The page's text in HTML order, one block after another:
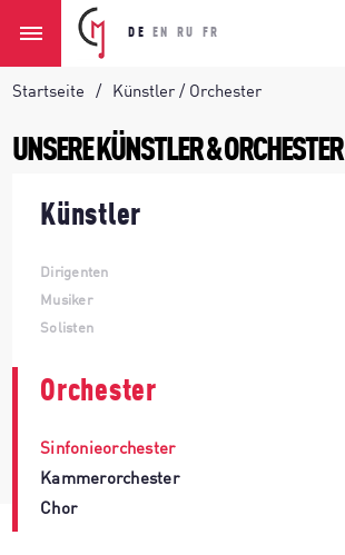
DE EN RU FR
Startseite Künstler / Orchester
UNSERE KÜNSTLER & ORCHESTER
Künstler
Dirigenten
Musiker
Solisten
Orchester
Sinfonieorchester
Kammerorchester
Chor